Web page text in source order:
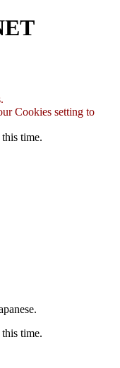
Cookies setting to
time.
time.